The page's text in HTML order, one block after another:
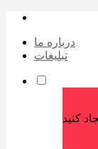
درباره ما
تبلیغات